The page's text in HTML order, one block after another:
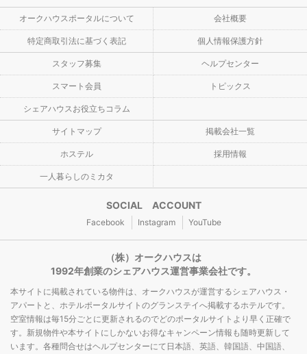
オークハウスポータルについて 会社概要
特定商取引法に基づく表記 個人情報保護方針
スタッフ募集 ヘルプセンター
スマート会員 トピックス
シェアハウスお役立ちコラム
サイトマップ 掲載会社一覧
ホステル 採用情報
一人暮らしのミカタ
SOCIAL ACCOUNT
Facebook Instagram YouTube
（株）オークハウスは
1992年創業のシェアハウス運営事業会社です。
本サイトに掲載されている物件は、オークハウスが運営するシェアハウス・
アパートと、ホテルポータルサイトのグランステイへ掲載するホテルです。
空室情報は毎15分ごとに更新されるのでどのポータルサイトより早く正確で
す。新規物件や本サイトにしかないお得なキャンペーン情報も随時更新して
います。各種問合せはヘルプセンターにて日本語、英語、韓国語、中国語、